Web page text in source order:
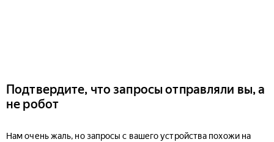
Подтвердите, что запросы отправляли вы, а
не робот
Нам очень жаль, но запросы с вашего устройства похожи на